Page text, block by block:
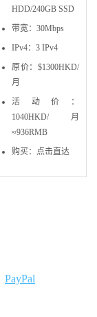
HDD/240GB SSD
带宽：30Mbps
IPv4：3 IPv4
原价：$1300HKD/
月
活动价：
1040HKD/月
≈936RMB
购买：点击直达
PayPal